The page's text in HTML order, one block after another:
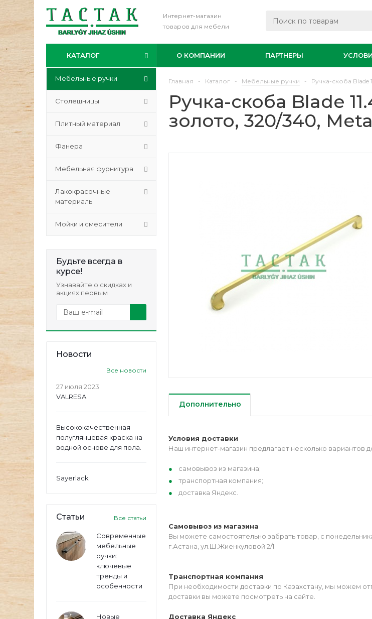
Интернет-магазин
товаров для мебели
КАТАЛОГ О КОМПАНИИ ПАРТНЕРЫ
Мебельные ручки
Столешницы
Плитный материал
Фанера
Мебельная фурнитура
Лакокрасочные
материалы
Мойки и смесители
Будьте всегда в
курсе!
Узнавайте о скидках и
акциях первым
Новости
Все новости
27 июля 2023
VALRESA
Высококачественная
полуглянцевая краска на
водной основе для пола.
Sayerlack
Статьи Все статьи
Современные
мебельные
ручки:
ключевые
тренды и
особенности
Новые
Главная - Каталог - Мебельные ручки - Ручка-скоба
Ручка-скоба Blade
золото, 320/340,
Дополнительно
Условия доставки
Наш интернет-магазин предлагает несколько вариантов
самовывоз из магазина;
транспортная компания;
доставка Яндекс.
Самовывоз из магазина
Вы можете самостоятельно забрать товар, с
г.Астана, ул.Ш.Жиенкуловой 2/1.
Транспортная компания
При необходимости доставки по Казахстану, мы можем
доставки вы можете посмотреть на сайте.
Доставка Яндекс